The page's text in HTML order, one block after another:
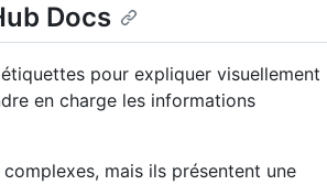
Docs
pour expliquer visuellement
en charge les informations
mais ils présentent une